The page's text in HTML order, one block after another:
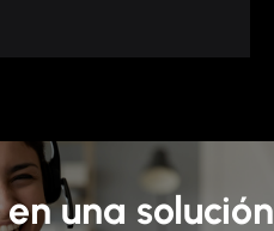
una solución